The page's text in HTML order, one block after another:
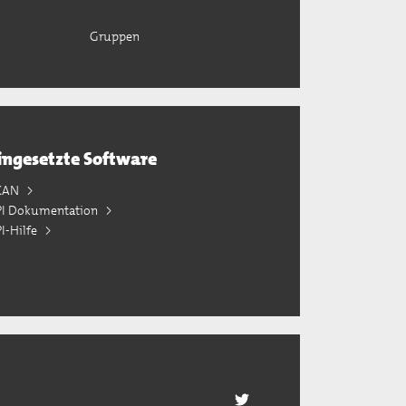
Gruppen
Software
Dokumentation
Hilfe